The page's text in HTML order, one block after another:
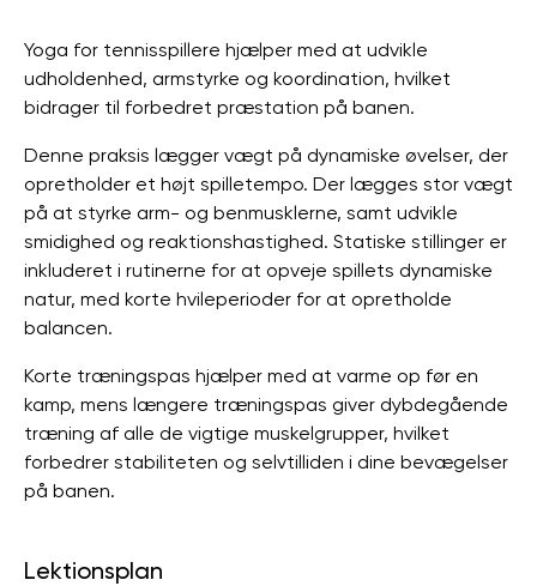
Yoga for tennisspillere hjælper med at udvikle
udholdenhed, armstyrke og koordination, hvilket
bidrager til forbedret præstation på banen.
Denne praksis lægger vægt på dynamiske øvelser, der
opretholder et højt spilletempo. Der lægges stor vægt
på at styrke arm- og benmusklerne, samt udvikle
smidighed og reaktionshastighed. Statiske stillinger er
inkluderet i rutinerne for at opveje spillets dynamiske
natur, med korte hvileperioder for at opretholde
balancen.
Korte træningspas hjælper med at varme op før en
kamp, ​​mens længere træningspas giver dybdegående
træning af alle de vigtige muskelgrupper, hvilket
forbedrer stabiliteten og selvtilliden i dine bevægelser
på banen.
Lektionsplan